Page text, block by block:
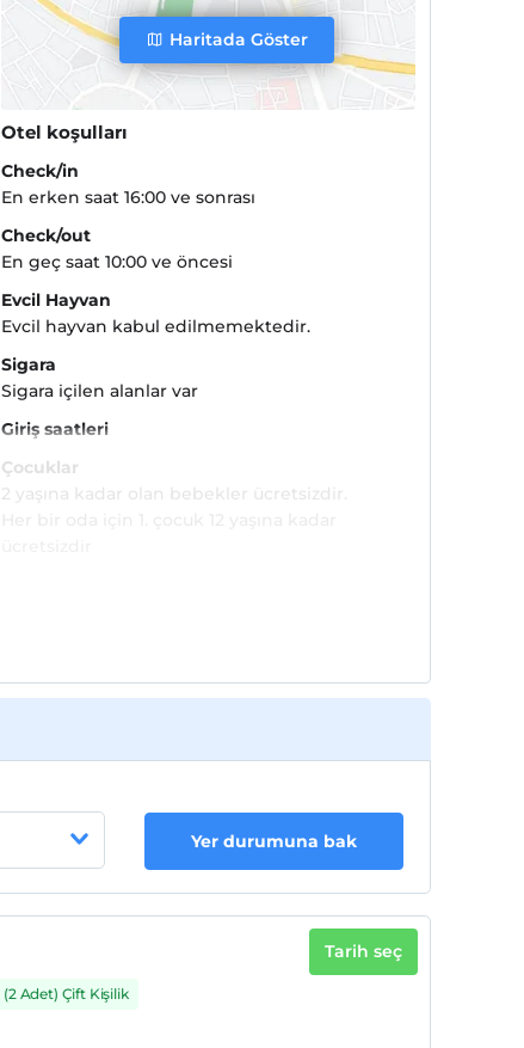
Haritada Göster
Otel koşulları
Check/in
En erken saat 16:00 ve sonrası
Check/out
En geç saat 10:00 ve öncesi
Evcil Hayvan
Evcil hayvan kabul edilmemektedir.
Sigara
Sigara içilen alanlar var
Giriş saatleri
Çocuklar
2 yaşına kadar olan bebekler ücretsizdir.
Yer durumuna bak
(2 Adet) Çift Kişilik
Tarih seç